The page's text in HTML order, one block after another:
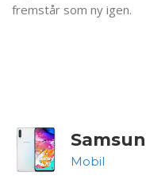
fremstår som ny igen.
Mobil